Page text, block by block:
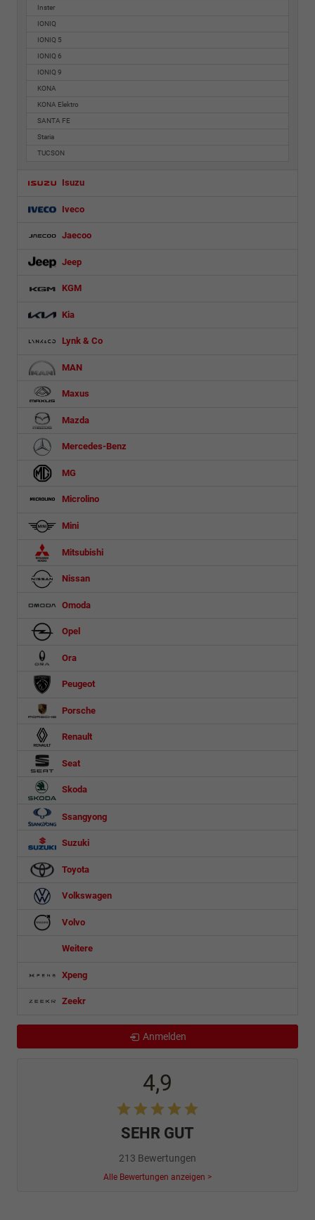
Inster
IONIQ
IONIQ 5
IONIQ 6
IONIQ 9
KONA
KONA Elektro
SANTA FE
Staria
TUCSON
Isuzu
Iveco
Jaecoo
Jeep
KGM
Kia
Lynk & Co
MAN
Maxus
Mazda
Mercedes-Benz
MG
Microlino
Mini
Mitsubishi
Nissan
Omoda
Opel
Ora
Peugeot
Porsche
Renault
Seat
Skoda
Ssangyong
Suzuki
Toyota
Volkswagen
Volvo
Weitere
Xpeng
Zeekr
Anmelden
4,9
SEHR GUT
213 Bewertungen
Alle Bewertungen anzeigen >